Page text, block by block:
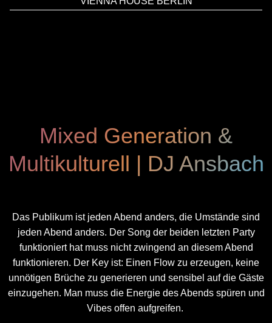
Mixed Generation &
Multikulturell | DJ Ansbach
Das Publikum ist jeden Abend anders, die Umstände sind
jeden Abend anders. Der Song der beiden letzten Party
funktioniert hat muss nicht zwingend an diesem Abend
funktionieren. Der Key ist: Einen Flow zu erzeugen, keine
unnötigen Brüche zu generieren und sensibel auf die Gäste
einzugehen. Man muss die Energie des Abends spüren und
Vibes offen aufgreifen.